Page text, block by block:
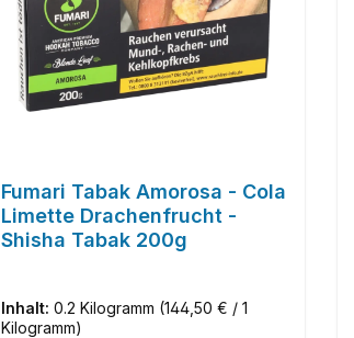
Fumari Tabak Amorosa - Cola
Limette Drachenfrucht -
Shisha Tabak 200g
Inhalt:0.2 Kilogramm (144,50 € / 1
Kilogramm)